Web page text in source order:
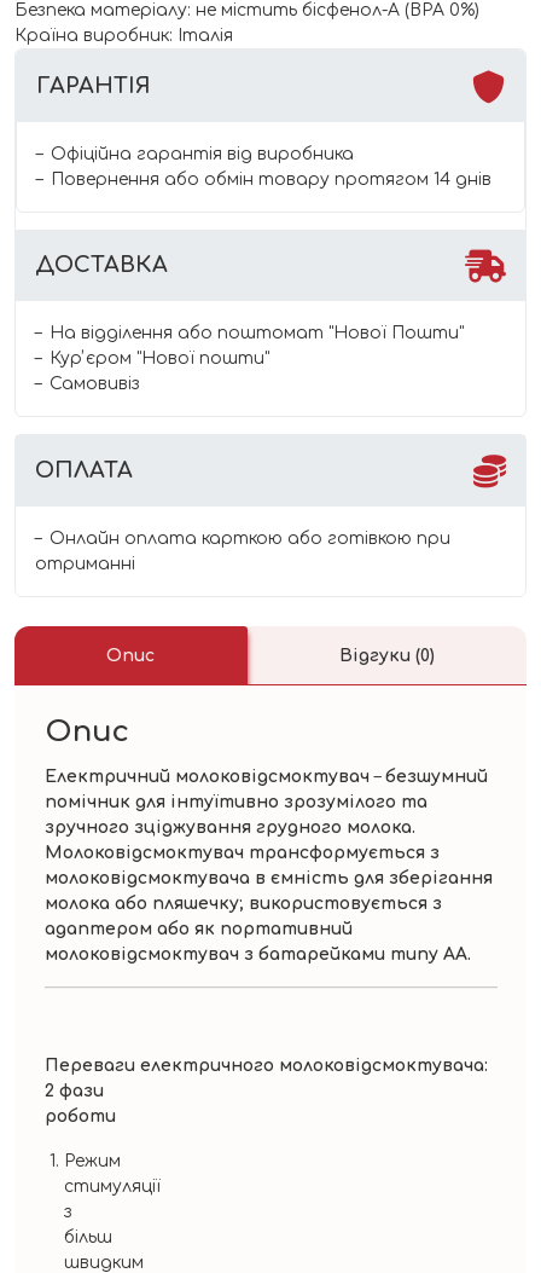
Безпека матеріалу: не містить бісфенол-А (BPA 0%)
Країна виробник: Італія
ГАРАНТІЯ
Офіційна гарантія від виробника
Повернення або обмін товару протягом 14 днів
ДОСТАВКА
На відділення або поштомат "Нової Пошти"
Курʼєром "Нової пошти"
Самовивіз
ОПЛАТА
Онлайн оплата карткою або готівкою при
отриманні
Опис Відгуки (0)
Опис
Електричний молоковідсмоктувач–безшумний
помічник для інтуїтивно зрозумілого та
зручного зціджування грудного молока.
Молоковідсмоктувач трансформується з
молоковідсмоктувача в ємність для зберігання
молока або пляшечку; використовується з
адаптером або як портативний
молоковідсмоктувач з батарейками типу АА.
Переваги електричного молоковідсмоктувача:
2 фази
роботи
Режим
стимуляції
з
більш
швидким